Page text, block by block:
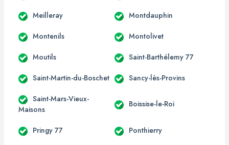
Meilleray Montdauphin
Montenils Montolivet
Moutils Saint-Barthélemy 77
Saint-Martin-du-Boschet Sancy-lès-Provins
Saint-Mars-Vieux-
Maisons
Boissise-le-Roi
Pringy 77 Ponthierry